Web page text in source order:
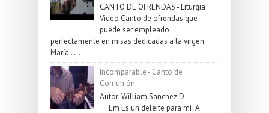
CANTO DE OFRENDAS - Liturgia
Video Canto de ofrendas que
puede ser empleado
perfectamente en misas dedicadas a la virgen
María . ...
Incomparable - Canto de
Comunión
Autor: William Sanchez D
Em Es un deleite para mí A